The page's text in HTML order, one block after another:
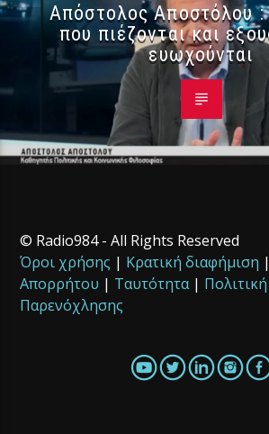
Απόστολος Αποστόλου :
που πιέζονται και
ευωχούνται
© Radio984 - All Rights Reserved
Όροι χρήσης | Κρατική διαφήμιση |
Απορρήτου | Ταυτότητα|
Παρενόχλησης